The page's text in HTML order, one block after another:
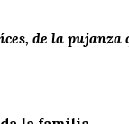
de la